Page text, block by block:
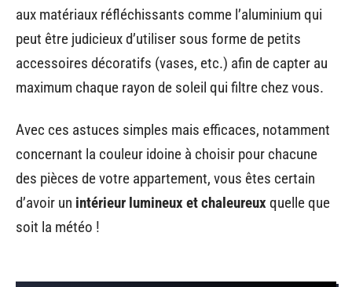
aux matériaux réfléchissants comme l’aluminium qui
peut être judicieux d’utiliser sous forme de petits
accessoires décoratifs (vases, etc.) afin de capter au
maximum chaque rayon de soleil qui filtre chez vous.
Avec ces astuces simples mais efficaces, notamment
concernant la couleur idoine à choisir pour chacune
des pièces de votre appartement, vous êtes certain
d’avoir un intérieur lumineux et chaleureux quelle que
soit la météo !